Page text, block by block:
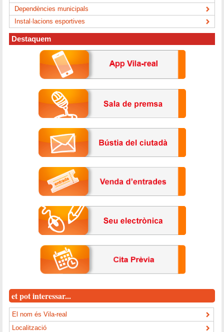
Dependències municipals
Instal·lacions esportives
Destaquem
et pot interessar...
El nom és Vila-real
Localització